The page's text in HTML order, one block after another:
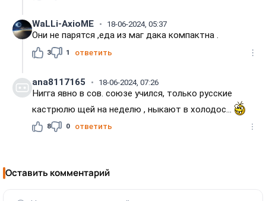
WaLLi-АxioME 18-06-2024, 05:37
Они не парятся ,еда из маг дака компактна .
3 1 ответить
ana8117165 18-06-2024, 07:26
Нигга явно в сов. союзе учился, только русские
кастрюлю щей на неделю , ныкают в холодос...
8 0 ответить
Оставить комментарий